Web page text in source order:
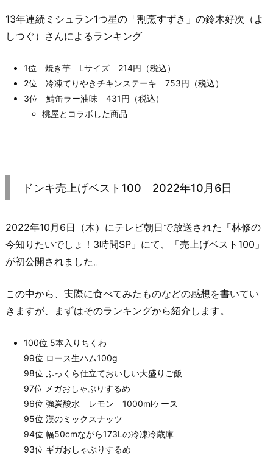
13年連続ミシュラン1つ星の「割烹すずき」の鈴木好次（よ
しつぐ）さんによるランキング
1位 焼き芋 Lサイズ 214円（税込）
2位 冷凍てりやきチキンステーキ 753円（税込）
3位 鯖缶ラー油味 431円（税込）
桃屋とコラボした商品
ドンキ売上げベスト100 2022年10月6日
2022年10月6日（木）にテレビ朝日で放送された「林修の
今知りたいでしょ！3時間SP」にて、「売上げベスト100」
が初公開されました。
この中から、実際に食べてみたものなどの感想を書いてい
きますが、まずはそのランキングから紹介します。
100位 5本入りちくわ
99位 ロース生ハム100g
98位 ふっくら仕立ておいしい大盛りご飯
97位 メガおしゃぶりするめ
96位 強炭酸水 レモン 1000mlケース
95位 漢のミックスナッツ
94位 幅50cmながら173Lの冷凍冷蔵庫
93位 ギガおしゃぶりするめ